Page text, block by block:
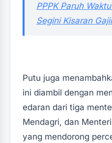
PPPK Paruh
Segini Kisaran
Putu juga
ini diambil dengan
edaran dari tiga
Mendagri, dan
yang mendorong